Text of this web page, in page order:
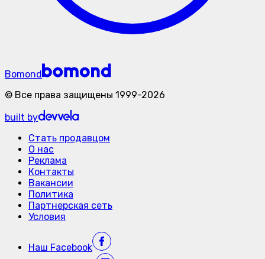
Bomond
© Все права защищены 1999-2026
built by
Стать продавцом
О нас
Реклама
Контакты
Вакансии
Политика
Партнерская сеть
Условия
Наш Facebook